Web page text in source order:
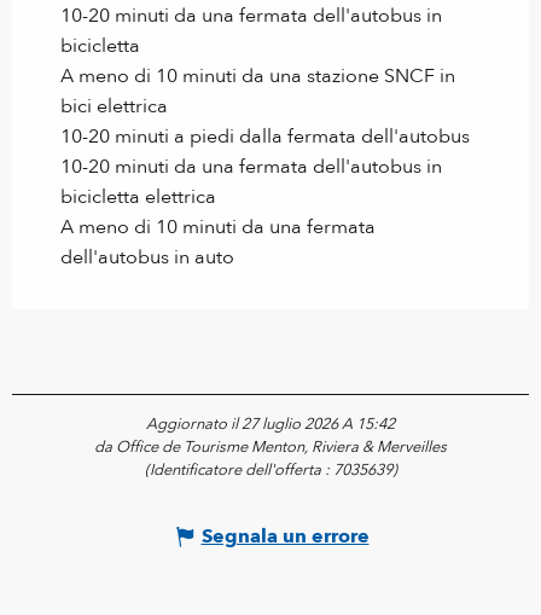
10-20 minuti da una fermata dell'autobus in
bicicletta
A meno di 10 minuti da una stazione SNCF in
bici elettrica
10-20 minuti a piedi dalla fermata dell'autobus
10-20 minuti da una fermata dell'autobus in
bicicletta elettrica
A meno di 10 minuti da una fermata
dell'autobus in auto
Aggiornato il 27 luglio 2026 A 15:42
da Office de Tourisme Menton, Riviera & Merveilles
(Identificatore dell'offerta : 7035639)
Segnala un errore